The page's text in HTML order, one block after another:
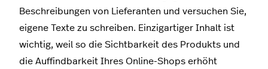
Beschreibungen von Lieferanten und versuchen Sie,
eigene Texte zu schreiben. Einzigartiger Inhalt ist
wichtig, weil so die Sichtbarkeit des Produkts und
die Auffindbarkeit Ihres Online-Shops erhöht